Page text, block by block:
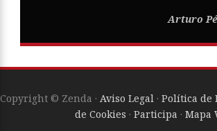
Arturo
Copyright © Zenda · Aviso Legal · Política de
de Cookies · Participa · Mapa